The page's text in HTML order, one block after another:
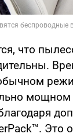
что
мощном
Это